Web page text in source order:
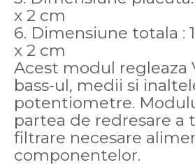
x 2 cm
6. Dimensiune totala :
x 2 cm
Acest modul regleaza
bass-ul, medii si
potentiometre.
partea de redresare a
filtrare necesare
componentelor.